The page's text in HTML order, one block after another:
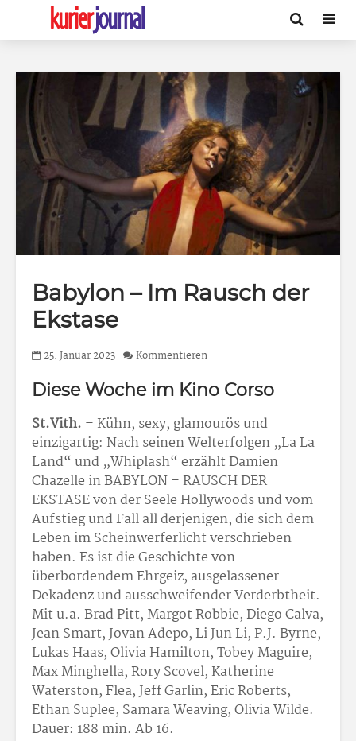
Babylon – Im Rausch der
Ekstase
25. Januar 2023 Kommentieren
Diese Woche im Kino Corso
St.Vith. – Kühn, sexy, glamourös und
einzigartig: Nach seinen Welterfolgen „La La
Land“ und „Whiplash“ erzählt Damien
Chazelle in BABYLON – RAUSCH DER
EKSTASE von der Seele Hollywoods und vom
Aufstieg und Fall all derjenigen, die sich dem
Leben im Scheinwerferlicht verschrieben
haben. Es ist die Geschichte von
überbordendem Ehrgeiz, ausgelassener
Dekadenz und ausschweifender Verderbtheit.
Mit u.a. Brad Pitt, Margot Robbie, Diego Calva,
Jean Smart, Jovan Adepo, Li Jun Li, P.J. Byrne,
Lukas Haas, Olivia Hamilton, Tobey Maguire,
Max Minghella, Rory Scovel, Katherine
Waterston, Flea, Jeff Garlin, Eric Roberts,
Ethan Suplee, Samara Weaving, Olivia Wilde.
Dauer: 188 min. Ab 16.